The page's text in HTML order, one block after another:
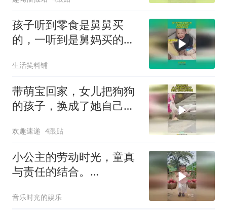
孩子听到零食是舅舅买
的，一听到是舅妈买的，
生活笑料铺
带萌宝回家，女儿把狗狗
的孩子，换成了她自己的
欢趣速递 4跟贴
小公主的劳动时光，童真
与责任的结合。
音乐时光的娱乐